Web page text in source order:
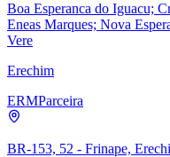
Boa Esperanca do Iguacu;
Eneas Marques; Nova
Vere
Erechim
ERMParceira
BR-153, 52 - Frinape,